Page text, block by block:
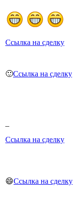
Ссылка на сделку
🙂Ссылка на сделку
Ссылка на сделку
😄Ссылка на сделку